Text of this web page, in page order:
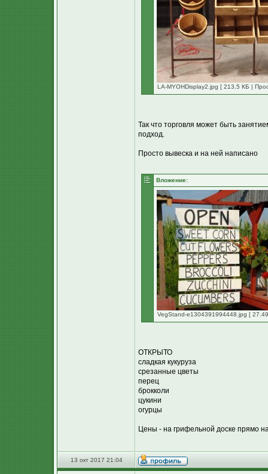
LA-MYOHDisplay2.jpg [ 213.5 КБ |
Так что торговля может быть
подход.
Просто вывеска и на ней написано
Вложение:
VegStand-e1304391994448.jpg [
ОТКРЫТО
сладкая кукуруза
срезанные цветы
перец
брокколи
цукини
огурцы
Цены - на грифельной доске прямо
13 окт 2017 21:04